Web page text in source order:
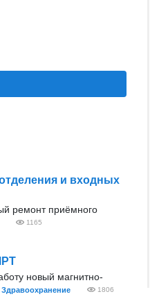
и входных
ремонт приёмного
1165
новый магнитно-
Здравоохранение 1806